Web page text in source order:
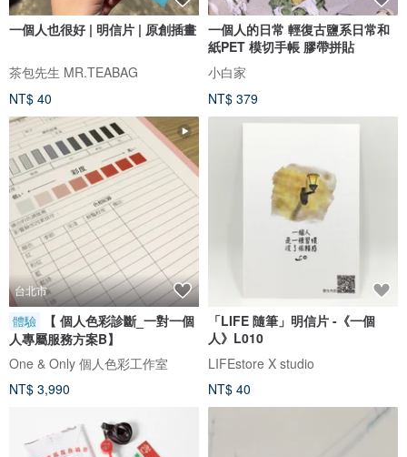
一個人也很好 | 明信片 | 原創插畫
茶包先生 MR.TEABAG
NT$ 40
一個人的日常 輕復古鹽系日常和
紙PET 模切手帳 膠帶拼貼
小白家
NT$ 379
台北市
體驗
【 個人色彩診斷_一對一個
人專屬服務方案B】
One & Only 個人色彩工作室
NT$ 3,990
「LIFE 隨筆」明信片 -《一個
人》L010
LIFEstore X studio
NT$ 40